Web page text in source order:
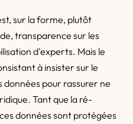
sur la forme, plutôt
transparence sur les
d'experts. Mais le
à insister sur le
pour rassurer ne
Tant que la ré-
données sont protégées